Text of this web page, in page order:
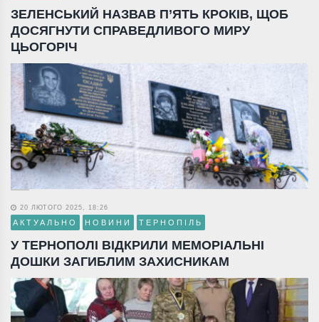
ЗЕЛЕНСЬКИЙ НАЗВАВ П’ЯТЬ КРОКІВ, ЩОБ
ДОСЯГНУТИ СПРАВЕДЛИВОГО МИРУ
ЦЬОГОРІЧ
20 ЛЮТОГО 2025, 18:26
АКТУАЛЬНО НОВИНИ ТЕРНОПІЛЬ
У ТЕРНОПОЛІ ВІДКРИЛИ МЕМОРІАЛЬНІ
ДОШКИ ЗАГИБЛИМ ЗАХИСНИКАМ